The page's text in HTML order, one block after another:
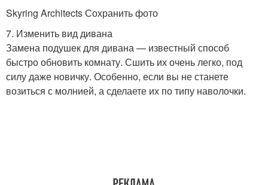
Skyring Architects Сохранить фото
7. Изменить вид дивана
Замена подушек для дивана — известный способ
быстро обновить комнату. Сшить их очень легко, под
силу даже новичку. Особенно, если вы не станете
возиться с молнией, а сделаете их по типу наволочки.